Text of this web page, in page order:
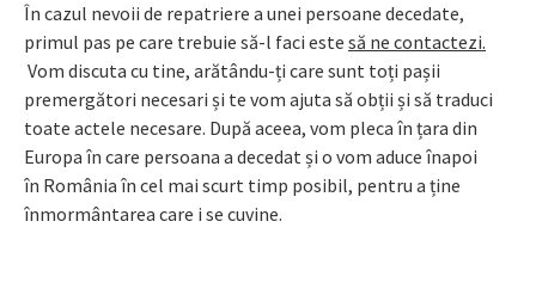
În cazul nevoii de repatriere a unei persoane decedate,
primul pas pe care trebuie să-l faci este să ne contactezi.
Vom discuta cu tine, arătându-ți care sunt toți pașii
premergători necesari și te vom ajuta să obții și să traduci
toate actele necesare. După aceea, vom pleca în țara din
Europa în care persoana a decedat și o vom aduce înapoi
în România în cel mai scurt timp posibil, pentru a ține
înmormântarea care i se cuvine.